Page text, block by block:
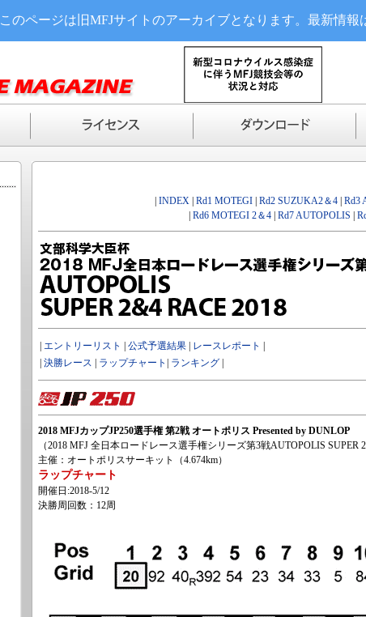
このページは旧MFJサイトのアーカイブとなります。最新情報
INDEX| Rd1 MOTEGI| Rd2 SUZUKA2＆4| Rd3
Rd6 MOTEGI 2＆4 Rd7 AUTOPOLIS
エントリーリスト 公式予選結果 レースレポート
決勝レース ラップチャート ランキング
2018 MFJカップJP250選手権 第2戦 オートポリス Presented by DUNLOP
（2018 MFJ 全日本ロードレース選手権シリーズ第3戦AUTOPOLIS SUPER
主催：オートポリスサーキット（4.674km）
ラップチャート
開催日:2018-5/12
決勝周回数：12周